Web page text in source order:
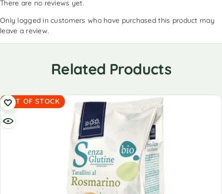
There are no reviews yet.
Only logged in customers who have purchased this product may
leave a review.
Related Products
OUT OF STOCK